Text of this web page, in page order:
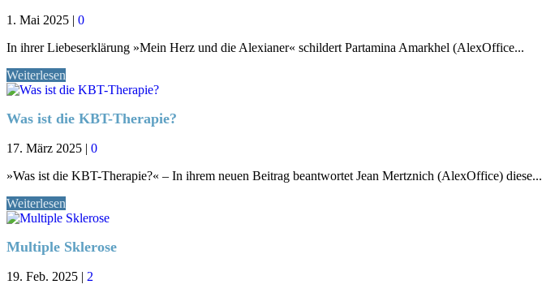
1. Mai 2025 | 0
In ihrer Liebeserklärung »Mein Herz und die Alexianer« schildert Partamina Amarkhel (AlexOffice...
Weiterlesen
Was ist die KBT-Therapie?
17. März 2025 | 0
»Was ist die KBT-Therapie?« – In ihrem neuen Beitrag beantwortet Jean Mertznich (AlexOffice) diese...
Weiterlesen
Multiple Sklerose
19. Feb. 2025 | 2